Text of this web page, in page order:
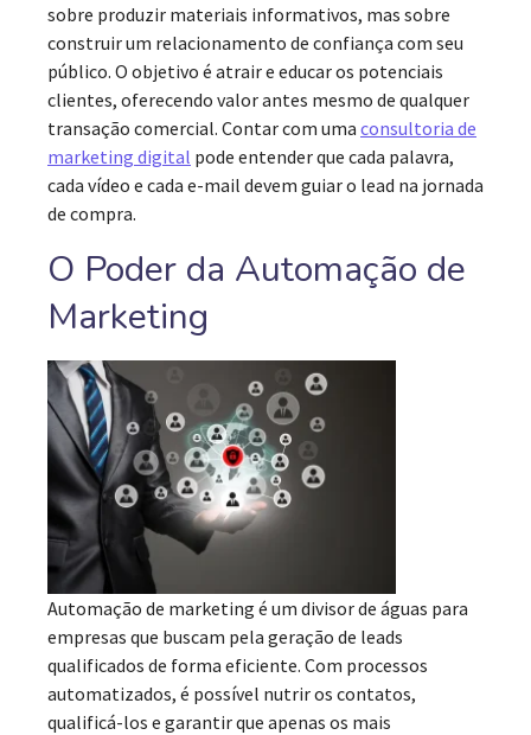
sobre produzir materiais informativos, mas sobre
construir um relacionamento de confiança com seu
público. O objetivo é atrair e educar os potenciais
clientes, oferecendo valor antes mesmo de qualquer
transação comercial. Contar com uma consultoria de
marketing digital pode entender que cada palavra,
cada vídeo e cada e-mail devem guiar o lead na jornada
de compra.
O Poder da Automação de
Marketing
Automação de marketing é um divisor de águas para
empresas que buscam pela geração de leads
qualificados de forma eficiente. Com processos
automatizados, é possível nutrir os contatos,
qualificá-los e garantir que apenas os mais